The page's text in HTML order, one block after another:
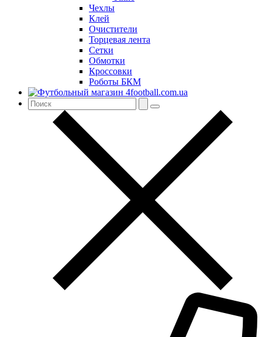
Чехлы
Клей
Очистители
Торцевая лента
Сетки
Обмотки
Кроссовки
Роботы БКМ